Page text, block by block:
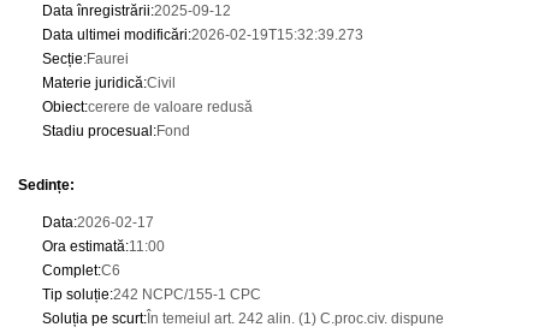
Data înregistrării:2025-09-12
Data ultimei modificări:2026-02-19T15:32:39.273
Secție:Faurei
Materie juridică:Civil
Obiect:cerere de valoare redusă
Stadiu procesual :Fond
Sedințe:
Data:2026-02-17
Ora estimată:11:00
Complet:C6
Tip soluție:242 NCPC/155-1 CPC
Soluția pe scurt: În temeiul art. 242 alin. (1) C.proc.civ. dispune